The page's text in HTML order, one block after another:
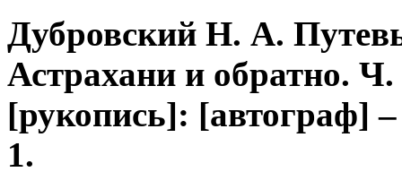
Дубровский Н. А.
Астрахани и обратно.
[рукопись]: [автограф]
1.